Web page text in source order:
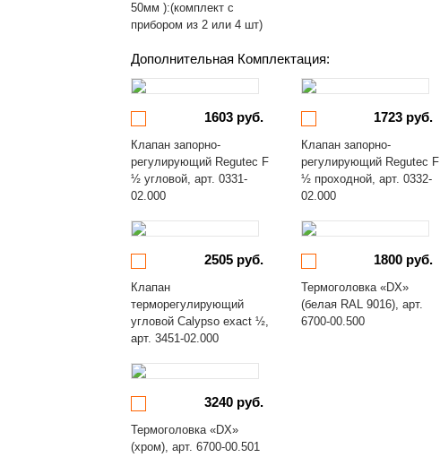
50мм ):(комплект с
прибором из 2 или 4 шт)
Дополнительная Комплектация:
1603 руб.
Клапан запорно-
регулирующий Regutec F
½ угловой, арт. 0331-
02.000
1723 руб.
Клапан запорно-
регулирующий Regutec F
½ проходной, арт. 0332-
02.000
2505 руб.
Клапан
терморегулирующий
угловой Calypso exact ½,
арт. 3451-02.000
1800 руб.
Термоголовка «DX»
(белая RAL 9016), арт.
6700-00.500
3240 руб.
Термоголовка «DX»
(хром), арт. 6700-00.501